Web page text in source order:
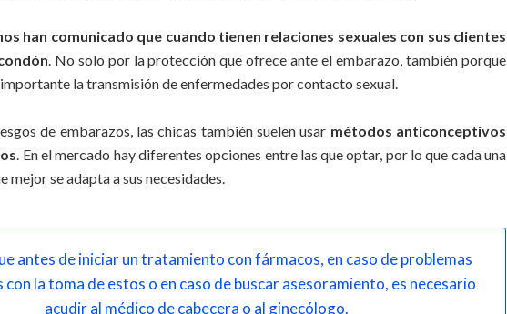
han comunicado que cuando tienen relaciones sexuales con sus clientes
. No solo por la protección que ofrece ante el embarazo, también porque
la transmisión de enfermedades por contacto sexual.
de embarazos, las chicas también suelen usar métodos anticonceptivos
. En el mercado hay diferentes opciones entre las que optar, por lo que cada una
mejor se adapta a sus necesidades.
antes de iniciar un tratamiento con fármacos, en caso de problemas
con la toma de estos o en caso de buscar asesoramiento, es necesario
acudir al médico de cabecera o al ginecólogo.